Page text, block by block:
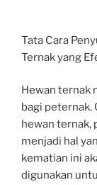
Tata Cara
Ternak yang
Hewan ternak
bagi peternak.
hewan ternak,
menjadi hal
kematian ini
digunakan